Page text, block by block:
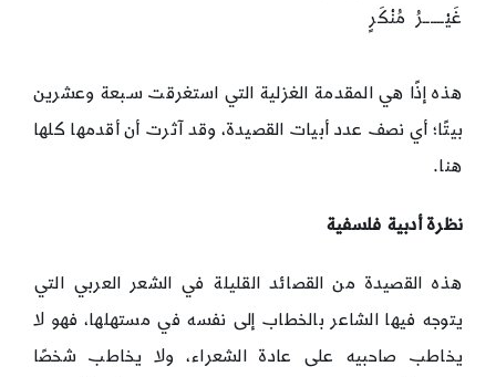
غَيْــــــرُ مُنْكَرٍ
هذه إذًا هي المقدمة الغزلية التي استغرقت سـبعة وعشرين
بيتًا؛ أي نصف عدد أبيات القصيدة، وقد آثرت أن أقدمها كلها
هنا.
نظرة أدبية فلسفية
هذه القصيدة من القصائد القليلة في الشعر العربي التي
يتوجه فيها الشاعر بالخطاب إلى نفسه في مستهلها، فهو لا
يخاطب صاحبيه على عادة الشعراء، ولا يخاطب شخصًا